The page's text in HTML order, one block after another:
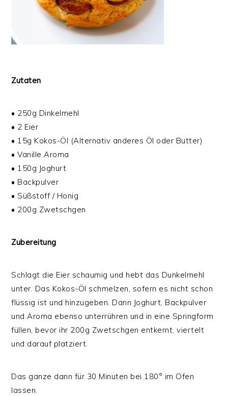
Zutaten
• 250g Dinkelmehl
• 2 Eier
• 15g Kokos-Öl (Alternativ anderes Öl oder Butter)
• Vanille Aroma
• 150g Joghurt
• Backpulver
• Süßstoff / Honig
• 200g Zwetschgen
Zubereitung
Schlagt die Eier schaumig und hebt das Dunkelmehl
unter. Das Kokos-Öl schmelzen, sofern es nicht schon
flüssig ist und hinzugeben. Dann Joghurt, Backpulver
und Aroma ebenso unterrühren und in eine Springform
füllen, bevor ihr 200g Zwetschgen entkernt, viertelt
und darauf platziert.
Das ganze dann für 30 Minuten bei 180° im Ofen
lassen.